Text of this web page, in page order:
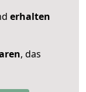
erhalten
, das